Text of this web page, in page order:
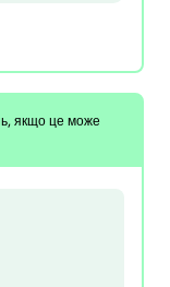
якщо це може